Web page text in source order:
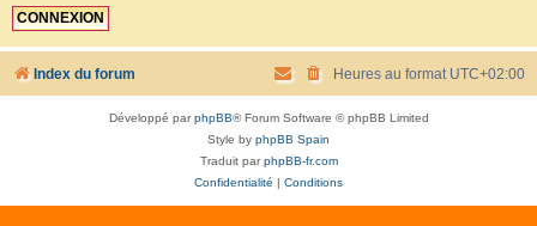
Index du forum Heures au format UTC+02:00
Développé parphpBB® Forum Software © phpBB Limited
Style by phpBB Spain
Traduit parphpBB-fr.com
Confidentialité
Conditions